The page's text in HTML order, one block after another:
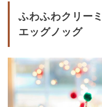
ふわふわクリー
エッグノッグ